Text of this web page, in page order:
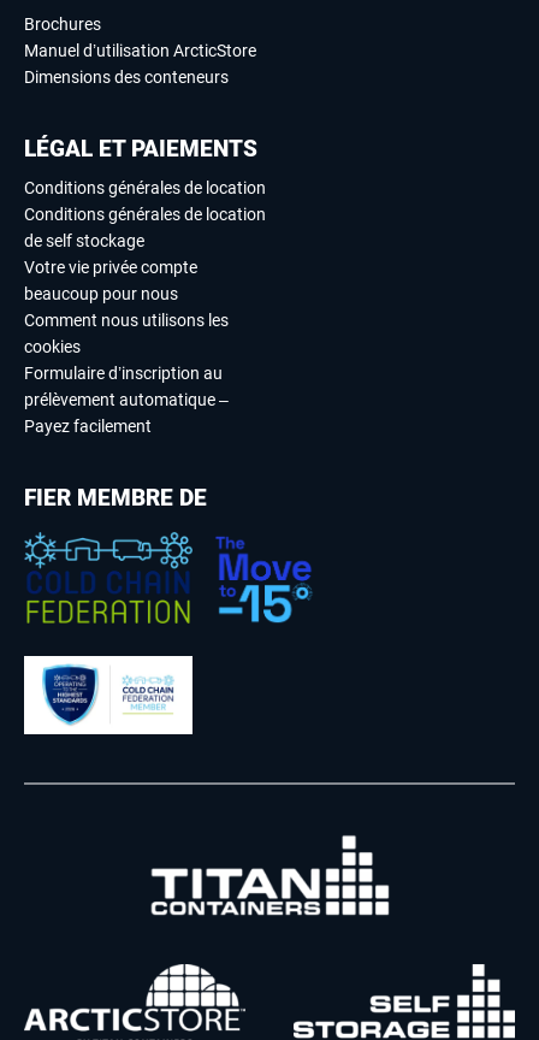
Brochures
Manuel d’utilisation ArcticStore
Dimensions des conteneurs
LÉGAL ET PAIEMENTS
Conditions générales de location
Conditions générales de location
de self stockage
Votre vie privée compte
beaucoup pour nous
Comment nous utilisons les
cookies
Formulaire d’inscription au
prélèvement automatique –
Payez facilement
FIER MEMBRE DE